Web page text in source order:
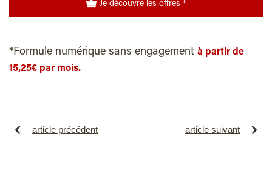
Je découvre les offres *
*Formule numérique sans engagement à partir de
15,25€ par mois.
article précédent article suivant